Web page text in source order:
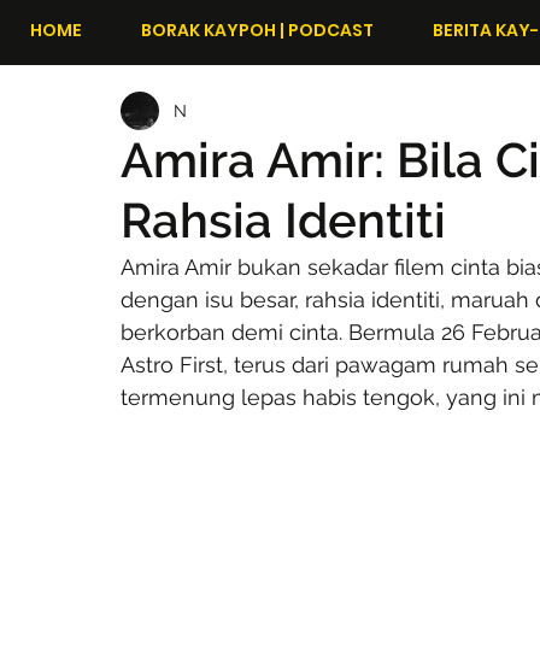
HOME BORAK KAYPOH | PODCAST BERITA
Amira Amir: Bila
Rahsia Identiti
N
Amira Amir bukan sekadar filem cinta
dengan isu besar, rahsia identiti,
berkorban demi cinta. Bermula 26
Astro First, terus dari pawagam rumah
termenung lepas habis tengok, yang ini